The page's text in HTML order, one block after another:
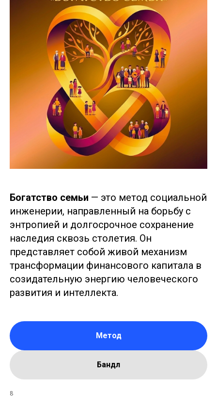
Богатство семьи — это метод социальной
инженерии, направленный на борьбу с
энтропией и долгосрочное сохранение
наследия сквозь столетия. Он
представляет собой живой механизм
трансформации финансового капитала в
созидательную энергию человеческого
развития и интеллекта.
Метод
Бандл
8